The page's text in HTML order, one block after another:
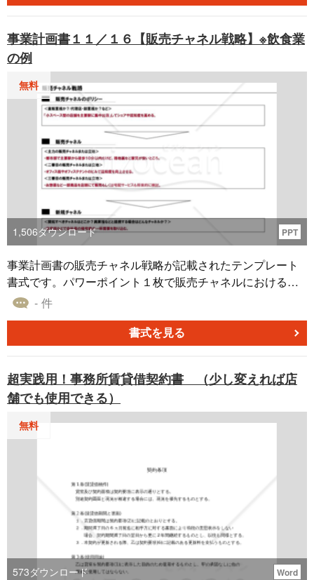
事業計画書１１／１６【販売チャネル戦略】※飲食業
の例
無料
1,506ダウンロード PPT
事業計画書の販売チャネル戦略が記載されたテンプレート
書式です。パワーポイント１枚で販売チャネルにおける戦
略を説明している箇所になります。販売チャネルをどこに
明確化します。事業計画の販売チャネル部分に対して説明
したパワーポイント形式のテンプレートです。
- 件
書式を見る
超実践用！事務所賃貸借契約書 （少し変えれば店
舗でも使用できる）
無料
573ダウンロード Word